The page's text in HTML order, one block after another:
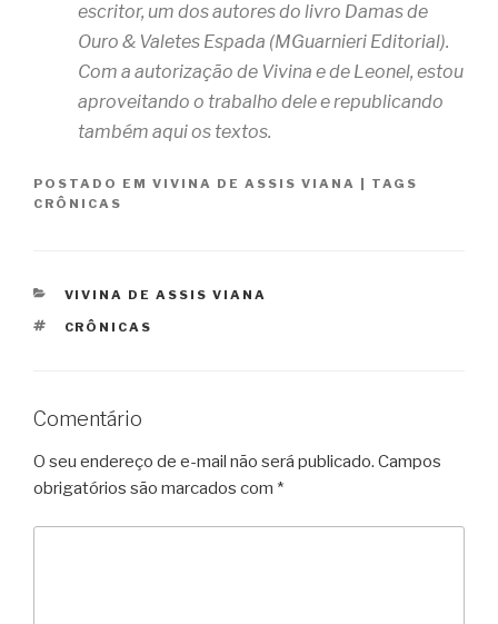
escritor, um dos autores do livro Damas de
Ouro & Valetes Espada (MGuarnieri Editorial).
Com a autorização de Vivina e de Leonel, estou
aproveitando o trabalho dele e republicando
também aqui os textos.
POSTADO EM VIVINA DE ASSIS VIANA
TAGS
CRÔNICAS
CATEGORIAS
VIVINA DE ASSIS VIANA
TAGS
CRÔNICAS
Comentário
O seu endereço de e-mail não será publicado. Campos
obrigatórios são marcados com *